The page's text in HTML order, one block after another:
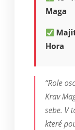
Maga
Hora
“Role
Krav
sebe. V
které